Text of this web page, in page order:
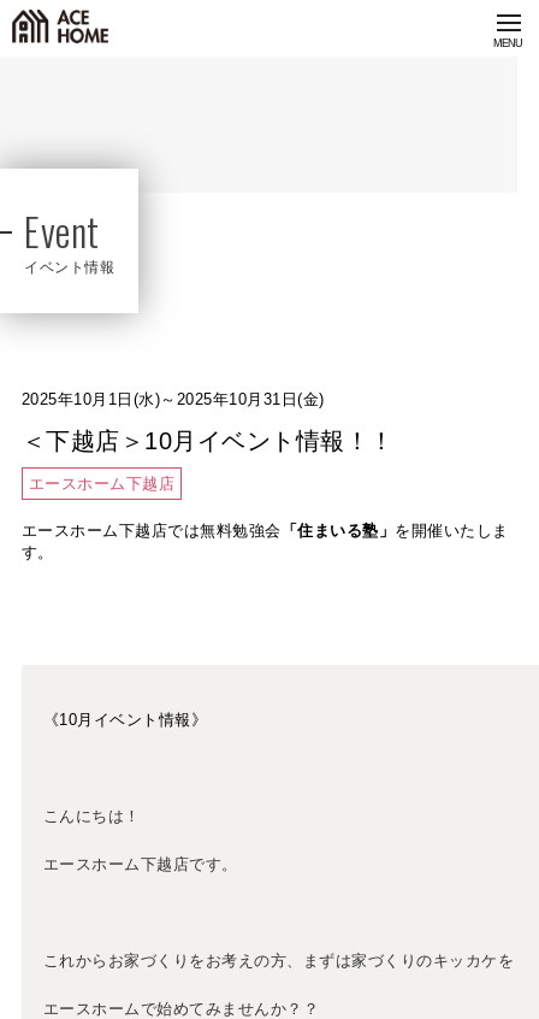
Event
イベント情報
2025年10月1日(水)～2025年10月31日(金)
＜下越店＞10月イベント情報！！
エースホーム下越店
エースホーム下越店では無料勉強会 「住まいる塾」 を開催いたしま
す。
《10 月イベント情報》
こんにちは！
エースホーム下越店です。
これからお家づくりをお考えの方、まずは家づくりのキッカケを
エースホームで始めてみませんか？？